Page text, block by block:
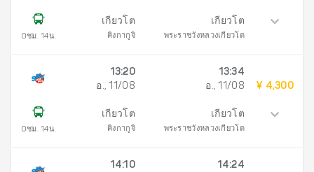
0ชม. 14น.
เกียวโต
คิงกากูจิ
เกียวโต
พระราชวังหลวงเกียวโต
0ชม. 14น.
13:20
อ., 11/08
เกียวโต
คิงกากูจิ
13:34
อ., 11/08
เกียวโต
พระราชวังหลวงเกียวโต
¥ 4,300
14:10
14:24